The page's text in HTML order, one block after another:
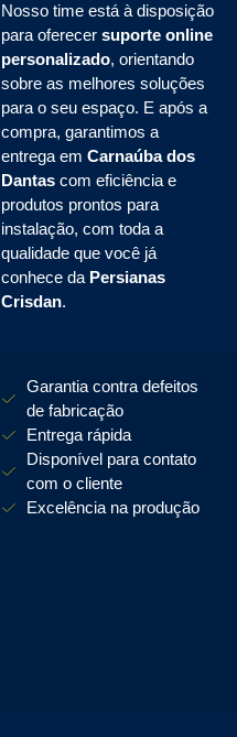
Nosso time está à disposição
para oferecer suporte online
personalizado, orientando
sobre as melhores soluções
para o seu espaço. E após a
compra, garantimos a
entrega em Carnaúba dos
Dantas com eficiência e
produtos prontos para
instalação, com toda a
qualidade que você já
conhece da Persianas
Crisdan.
Garantia contra defeitos
de fabricação
Entrega rápida
Disponível para contato
com o cliente
Excelência na produção